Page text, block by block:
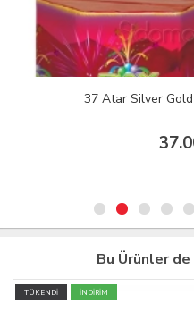
37 Atar Silver
Bu Ürünler
TÜKENDİ İNDİRİM